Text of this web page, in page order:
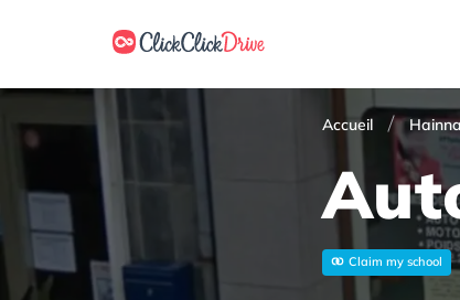
Accueil
Claim my school